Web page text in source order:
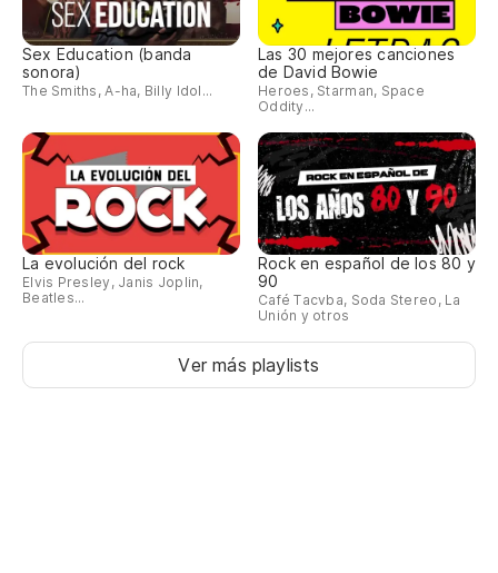
Sex Education (banda
sonora)
The Smiths, A-ha, Billy Idol...
Las 30 mejores canciones
de David Bowie
Heroes, Starman, Space
Oddity...
La evolución del rock
Elvis Presley, Janis Joplin,
Beatles...
Rock en español de los 80 y
90
Café Tacvba, Soda Stereo, La
Unión y otros
Ver más playlists